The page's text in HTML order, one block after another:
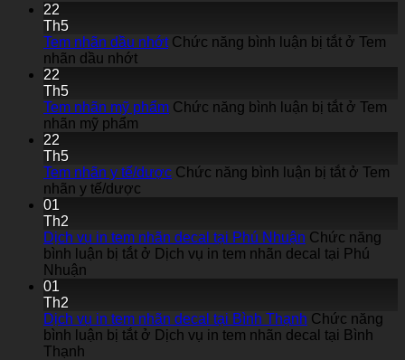
22
Th5
Tem nhãn dầu nhớt Chức năng bình luận bị tắt ở Tem
nhãn dầu nhớt
22
Th5
Tem nhãn mỹ phẩm Chức năng bình luận bị tắt ở Tem
nhãn mỹ phẩm
22
Th5
Tem nhãn y tế/dược Chức năng bình luận bị tắt ở Tem
nhãn y tế/dược
01
Th2
Dịch vụ in tem nhãn decal tại Phú Nhuận Chức năng
bình luận bị tắt ở Dịch vụ in tem nhãn decal tại Phú
Nhuận
01
Th2
Dịch vụ in tem nhãn decal tại Bình Thạnh Chức năng
bình luận bị tắt ở Dịch vụ in tem nhãn decal tại Bình
Thạnh